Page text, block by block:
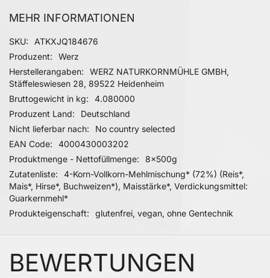
MEHR INFORMATIONEN
Mehr Informationen
SKU
ATKXJQ184676
Produzent
Werz
Herstellerangaben
WERZ NATURKORNMÜHLE GMBH,
Stäffeleswiesen 28, 89522 Heidenheim
Bruttogewicht in kg
4.080000
Produzent Land
Deutschland
Nicht lieferbar nach
No country selected
EAN Code
4000430003202
Produktmenge - Nettofüllmenge
8x500g
Zutatenliste
4-Korn-Vollkorn-Mehlmischung* (72%) (Reis*,
Mais*, Hirse*, Buchweizen*), Maisstärke*, Verdickungsmittel:
Guarkernmehl*
Produkteigenschaft
glutenfrei, vegan, ohne Gentechnik
BEWERTUNGEN